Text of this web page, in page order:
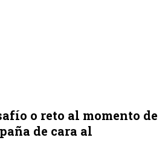
o reto al momento de
de cara al